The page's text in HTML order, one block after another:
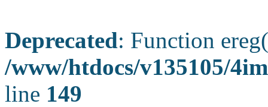
Deprecated: Function
/www/htdocs/v135105/
line 149